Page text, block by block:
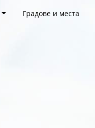
Градове и места